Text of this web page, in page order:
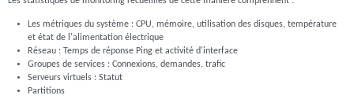
Les métriques du système : CPU, mémoire, utilisation des disques, température
et état de l'alimentation électrique
Réseau : Temps de réponse Ping et activité d'interface
Groupes de services : Connexions, demandes, trafic
Serveurs virtuels : Statut
Partitions